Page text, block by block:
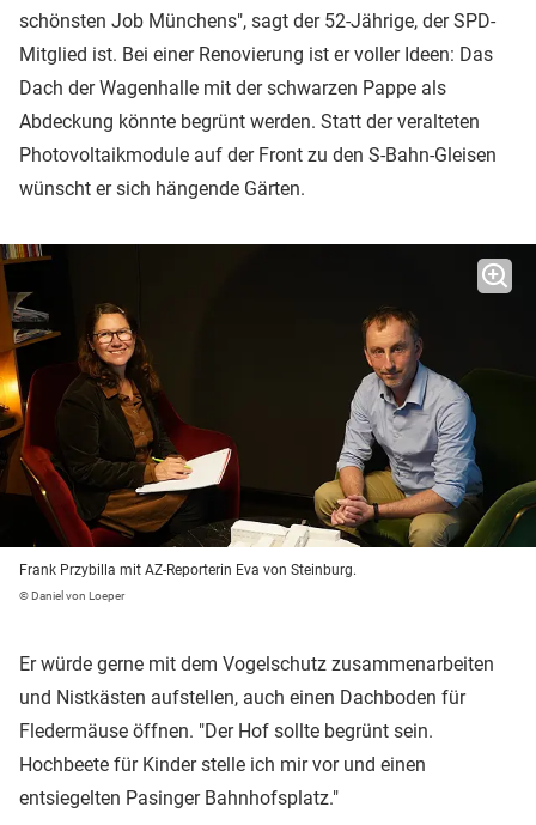
schönsten Job Münchens", sagt der 52-Jährige, der SPD-
Mitglied ist. Bei einer Renovierung ist er voller Ideen: Das
Dach der Wagenhalle mit der schwarzen Pappe als
Abdeckung könnte begrünt werden. Statt der veralteten
Photovoltaikmodule auf der Front zu den S-Bahn-Gleisen
wünscht er sich hängende Gärten.
Frank Przybilla mit AZ-Reporterin Eva von Steinburg.
© Daniel von Loeper
Er würde gerne mit dem Vogelschutz zusammenarbeiten
und Nistkästen aufstellen, auch einen Dachboden für
Fledermäuse öffnen. "Der Hof sollte begrünt sein.
Hochbeete für Kinder stelle ich mir vor und einen
entsiegelten Pasinger Bahnhofsplatz."